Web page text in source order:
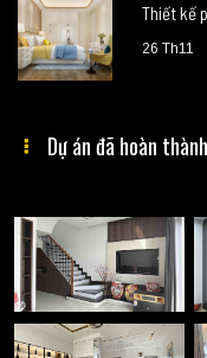
Thiết kế
26 Th11
Dự án đã hoàn thành